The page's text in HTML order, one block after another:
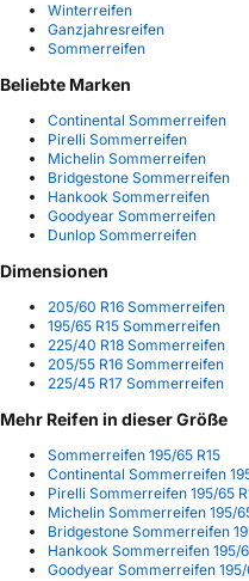
Winterreifen
Ganzjahresreifen
Sommerreifen
Beliebte Marken
Continental Sommerreifen
Pirelli Sommerreifen
Michelin Sommerreifen
Bridgestone Sommerreifen
Hankook Sommerreifen
Goodyear Sommerreifen
Dunlop Sommerreifen
Dimensionen
205/60 R16 Sommerreifen
195/65 R15 Sommerreifen
225/40 R18 Sommerreifen
205/55 R16 Sommerreifen
225/45 R17 Sommerreifen
Mehr Reifen in dieser Größe
Sommerreifen 195/65 R15
Continental Sommerreifen
Pirelli Sommerreifen 195/65
Michelin Sommerreifen 195/
Bridgestone Sommerreifen
Hankook Sommerreifen 195/
Goodyear Sommerreifen 195/